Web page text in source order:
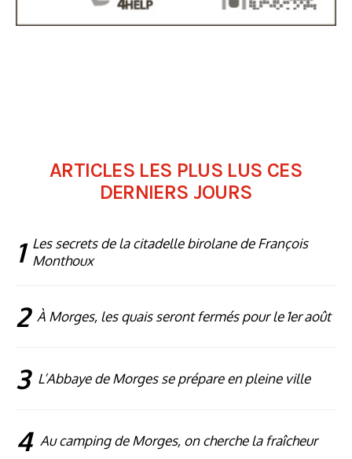
ARTICLES LES PLUS LUS CES
DERNIERS JOURS
1 Les secrets de la citadelle birolane de François
Monthoux
2 À Morges, les quais seront fermés pour le 1er août
3 L’Abbaye de Morges se prépare en pleine ville
4 Au camping de Morges, on cherche la fraîcheur